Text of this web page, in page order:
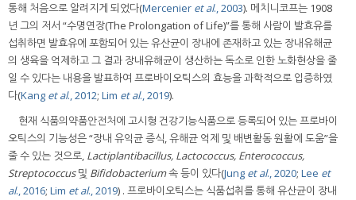
통해 처음으로 알려지게 되었다(Mercenier et al., 2003). 메치니코프는 1908
년 그의 저서 “수명연장(The Prolongation of Life)”를 통해 사람이 발효유를
섭취하면 발효유에 포함되어 있는 유산균이 장내에 존재하고 있는 장내유해균
의 생육을 억제하고 그 결과 장내유해균이 생산하는 독소로 인한 노화현상을 줄
일 수 있다는 내용을 발표하여 프로바이오틱스의 효능을 과학적으로 입증하였
다(Kang et al., 2012; Lim et al., 2019).
현재 식품의약품안전처에 고시형 건강기능식품으로 등록되어 있는 프로바이
오틱스의 기능성은 “장내 유익균 증식, 유해균 억제 및 배변활동 원활에 도움”을
줄 수 있는 것으로, Lactiplantibacillus, Lactococcus, Enterococcus,
Streptococcus및 Bifidobacterium속 등이 있다(Jung et al., 2020; Lee et
al., 2016; Lim et al., 2019) . 프로바이오틱스는 식품섭취를 통해 유산균이 장내